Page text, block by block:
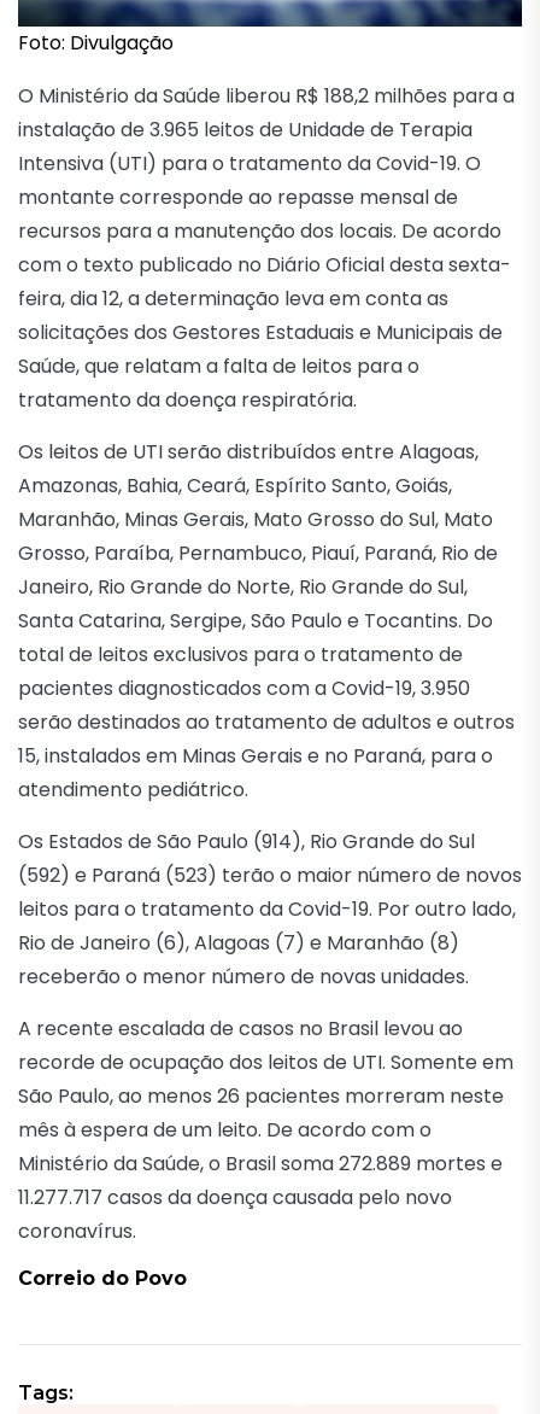
Foto: Divulgação
O Ministério da Saúde liberou R$ 188,2 milhões para a
instalação de 3.965 leitos de Unidade de Terapia
Intensiva (UTI) para o tratamento da Covid-19. O
montante corresponde ao repasse mensal de
recursos para a manutenção dos locais. De acordo
com o texto publicado no Diário Oficial desta sexta-
feira, dia 12, a determinação leva em conta as
solicitações dos Gestores Estaduais e Municipais de
Saúde, que relatam a falta de leitos para o
tratamento da doença respiratória.
Os leitos de UTI serão distribuídos entre Alagoas,
Amazonas, Bahia, Ceará, Espírito Santo, Goiás,
Maranhão, Minas Gerais, Mato Grosso do Sul, Mato
Grosso, Paraíba, Pernambuco, Piauí, Paraná, Rio de
Janeiro, Rio Grande do Norte, Rio Grande do Sul,
Santa Catarina, Sergipe, São Paulo e Tocantins. Do
total de leitos exclusivos para o tratamento de
pacientes diagnosticados com a Covid-19, 3.950
serão destinados ao tratamento de adultos e outros
15, instalados em Minas Gerais e no Paraná, para o
atendimento pediátrico.
Os Estados de São Paulo (914), Rio Grande do Sul
(592) e Paraná (523) terão o maior número de novos
leitos para o tratamento da Covid-19. Por outro lado,
Rio de Janeiro (6), Alagoas (7) e Maranhão (8)
receberão o menor número de novas unidades.
A recente escalada de casos no Brasil levou ao
recorde de ocupação dos leitos de UTI. Somente em
São Paulo, ao menos 26 pacientes morreram neste
mês à espera de um leito. De acordo com o
Ministério da Saúde, o Brasil soma 272.889 mortes e
11.277.717 casos da doença causada pelo novo
coronavírus.
Correio do Povo
Tags: